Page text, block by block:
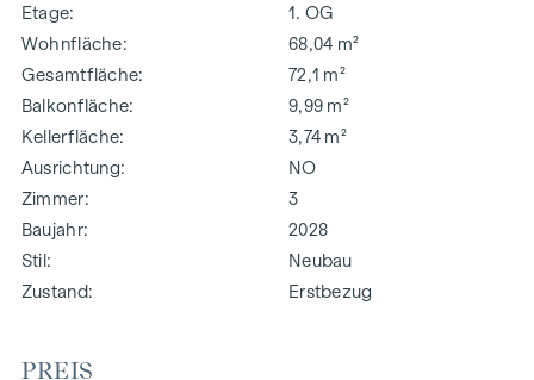
Etage
1. OG
Wohnfläche
68,04 m²
Gesamtfläche
72,1 m²
Balkonfläche
9,99 m²
Kellerfläche
3,74 m²
Ausrichtung
NO
Zimmer
3
Baujahr
2028
Stil
Neubau
Zustand
Erstbezug
PREIS